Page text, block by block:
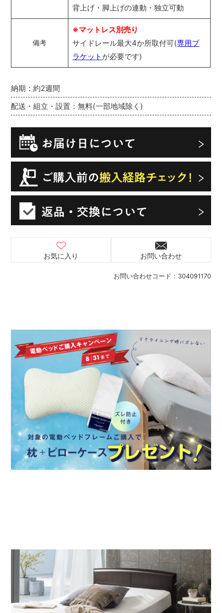
お問い合わせコード： 304091170
納期：約2週間
配送・組立・設置：無料(一部地域除く)
お気に入り お問い合わせ
背上げ・脚上げの連動・独立可動
備考
※マットレス別売り
サイドレール最大4か所取付可(専用ブ
ラケット が必要です)